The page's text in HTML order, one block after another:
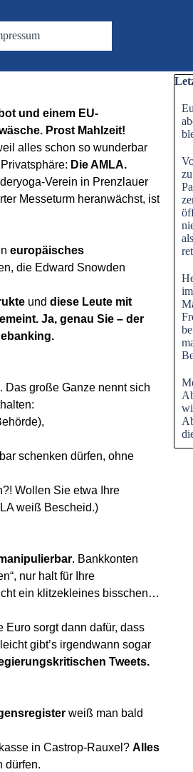
▼
und einem EU-
Prost Mahlzeit!
alles schon so wunderbar
Die AMLA.
Verein in Prenzlauer
Messeturm heranwächst, ist
europäisches
die Edward Snowden
und diese Leute mit
Ja, genau Sie – der
Das große Ganze nennt sich
schenken dürfen, ohne
Wollen Sie etwa Ihre
weiß Bescheid.)
. Bankkonten
nur halt für Ihre
ein klitzekleines bisschen…
sorgt dann dafür, dass
gibt’s irgendwann sogar
Tweets.
weiß man bald
in Castrop-Rauxel? Alles
dürfen.